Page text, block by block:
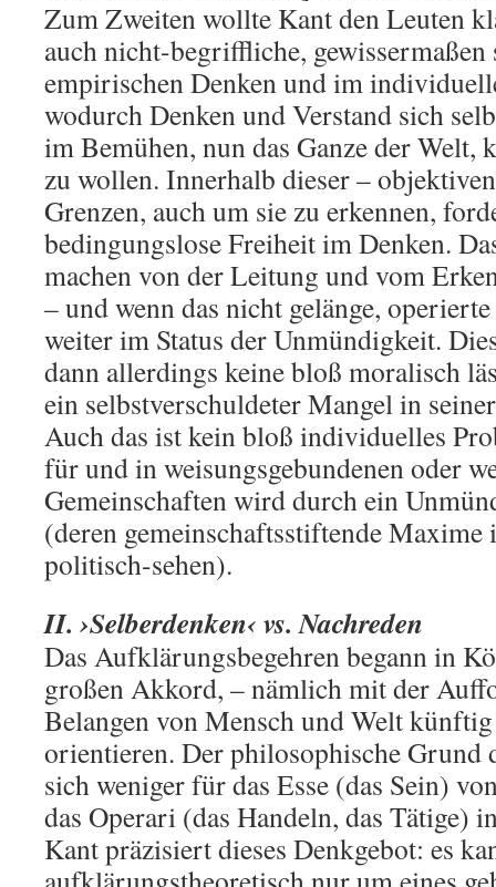
Zum Zweiten wollte Kant den Leuten
auch nicht-begriffliche,
empirischen Denken und im
wodurch Denken und Verstand sich
im Bemühen, nun das Ganze der Welt,
zu wollen. Innerhalb dieser –
Grenzen, auch um sie zu erkennen,
bedingungslose Freiheit im Denken.
machen von der Leitung und vom
– und wenn das nicht gelänge,
weiter im Status der Unmündigkeit.
dann allerdings keine bloß moralisch
ein selbstverschuldeter Mangel in
Auch das ist kein bloß individuelles
für und in weisungsgebundenen oder
Gemeinschaften wird durch ein
(deren gemeinschaftsstiftende Maxime
politisch-sehen).
II. ›Selberdenken‹ vs. Nachreden
Das Aufklärungsbegehren begann in
großen Akkord, – nämlich mit der
Belangen von Mensch und Welt
orientieren. Der philosophische Grund
sich weniger für das Esse (das Sein)
das Operari (das Handeln, das Tätige)
Kant präzisiert dieses Denkgebot: es